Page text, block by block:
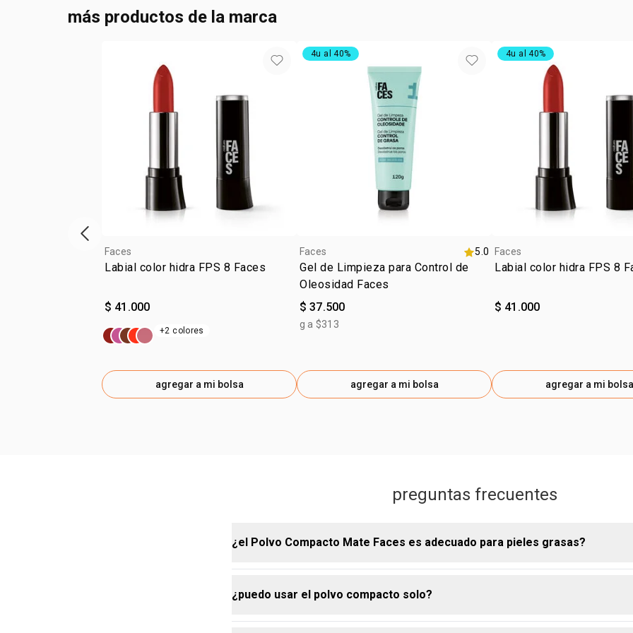
más productos de la marca
Faces
Labial color hidra FPS 8 Faces
$ 41.000
+2 colores
agregar a mi bolsa
4u al 40%
Faces 5.0
Gel de Limpieza para Control de
Oleosidad Faces
$ 37.500
g a $313
agregar a mi bolsa
4u al 40%
Faces
Labial color hidra FPS 8
$ 41.000
agregar a mi bolsa
ítem anterior
preguntas frecuentes
¿el Polvo Compacto Mate Faces es adecuado para pieles grasas?
sí, el Polvo Compacto Mate Faces ha sido formulado específicamente para
¿puedo usar el polvo compacto solo?